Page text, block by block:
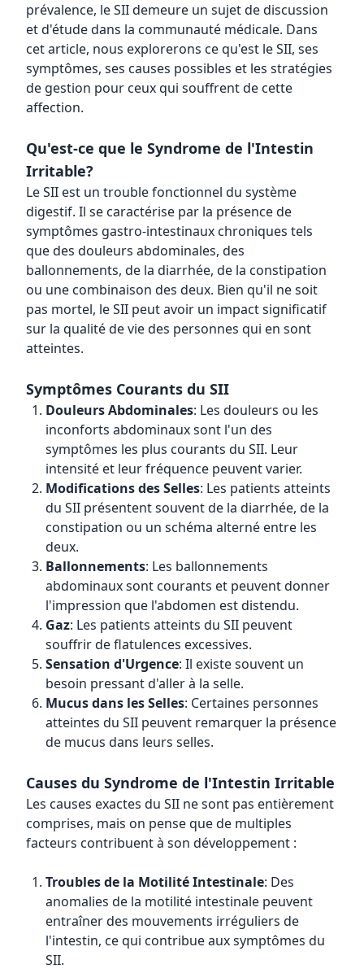
prévalence, le SII demeure un sujet de discussion
et d'étude dans la communauté médicale. Dans
cet article, nous explorerons ce qu'est le SII, ses
symptômes, ses causes possibles et les stratégies
de gestion pour ceux qui souffrent de cette
affection.
Qu'est-ce que le Syndrome de l'Intestin
Irritable?
Le SII est un trouble fonctionnel du système
digestif. Il se caractérise par la présence de
symptômes gastro-intestinaux chroniques tels
que des douleurs abdominales, des
ballonnements, de la diarrhée, de la constipation
ou une combinaison des deux. Bien qu'il ne soit
pas mortel, le SII peut avoir un impact significatif
sur la qualité de vie des personnes qui en sont
atteintes.
Symptômes Courants du SII
Douleurs Abdominales: Les douleurs ou les
inconforts abdominaux sont l'un des
symptômes les plus courants du SII. Leur
intensité et leur fréquence peuvent varier.
Modifications des Selles: Les patients atteints
du SII présentent souvent de la diarrhée, de la
constipation ou un schéma alterné entre les
deux.
Ballonnements: Les ballonnements
abdominaux sont courants et peuvent donner
l'impression que l'abdomen est distendu.
Gaz: Les patients atteints du SII peuvent
souffrir de flatulences excessives.
Sensation d'Urgence: Il existe souvent un
besoin pressant d'aller à la selle.
Mucus dans les Selles: Certaines personnes
atteintes du SII peuvent remarquer la présence
de mucus dans leurs selles.
Causes du Syndrome de l'Intestin Irritable
Les causes exactes du SII ne sont pas entièrement
comprises, mais on pense que de multiples
facteurs contribuent à son développement :
Troubles de la Motilité Intestinale: Des
anomalies de la motilité intestinale peuvent
entraîner des mouvements irréguliers de
l'intestin, ce qui contribue aux symptômes du
SII.